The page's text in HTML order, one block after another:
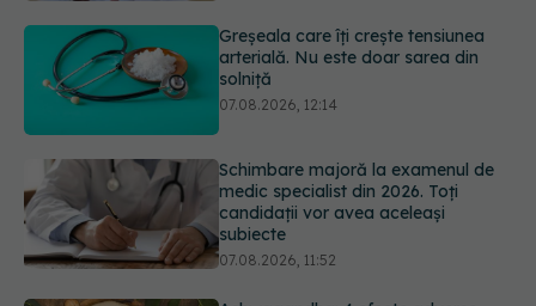
Schimbare majoră la examenul de
medic specialist din 2026. Toți
candidații vor avea aceleași
07.08.2026, 11:52
Ashwagandha: 4 efecte adverse
potențial grave
07.08.2026, 11:03